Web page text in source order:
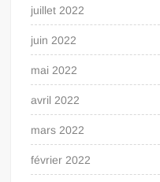
juillet 2022
juin 2022
mai 2022
avril 2022
mars 2022
février 2022